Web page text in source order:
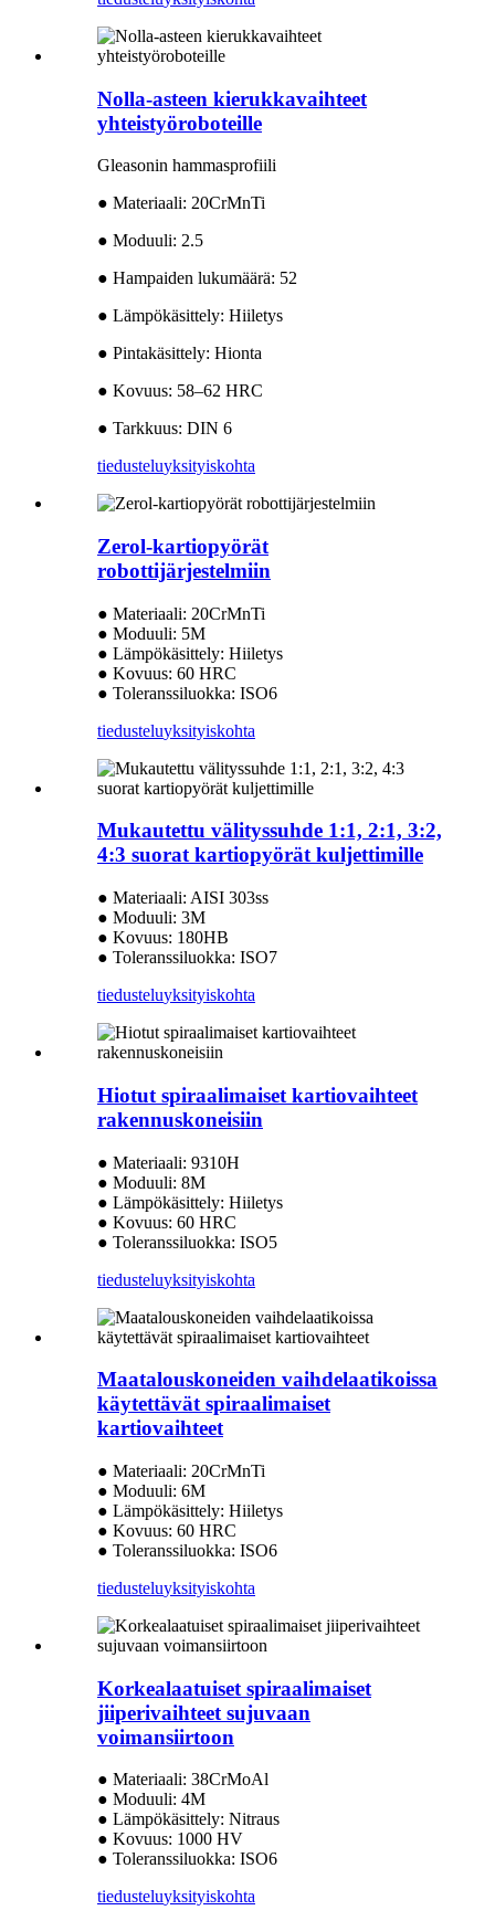
Nolla-asteen kierukkavaihteet
yhteistyöroboteille
Gleasonin hammasprofiili
● Materiaali: 20CrMnTi
● Moduuli: 2.5
● Hampaiden lukumäärä: 52
● Lämpökäsittely: Hiiletys
● Pintakäsittely: Hionta
● Kovuus: 58–62 HRC
● Tarkkuus: DIN 6
tiedusteluyksityiskohta
Zerol-kartiopyörät
robottijärjestelmiin
● Materiaali: 20CrMnTi
● Moduuli: 5M
● Lämpökäsittely: Hiiletys
● Kovuus: 60 HRC
● Toleranssiluokka: ISO6
tiedusteluyksityiskohta
Mukautettu välityssuhde 1:1, 2:1, 3:2,
4:3 suorat kartiopyörät kuljettimille
● Materiaali: AISI 303ss
● Moduuli: 3M
● Kovuus: 180HB
● Toleranssiluokka: ISO7
tiedusteluyksityiskohta
Hiotut spiraalimaiset kartiovaihteet
rakennuskoneisiin
● Materiaali: 9310H
● Moduuli: 8M
● Lämpökäsittely: Hiiletys
● Kovuus: 60 HRC
● Toleranssiluokka: ISO5
tiedusteluyksityiskohta
Maatalouskoneiden vaihdelaatikoissa
käytettävät spiraalimaiset
kartiovaihteet
● Materiaali: 20CrMnTi
● Moduuli: 6M
● Lämpökäsittely: Hiiletys
● Kovuus: 60 HRC
● Toleranssiluokka: ISO6
tiedusteluyksityiskohta
Korkealaatuiset spiraalimaiset
jiiperivaihteet sujuvaan
voimansiirtoon
● Materiaali: 38CrMoAl
● Moduuli: 4M
● Lämpökäsittely: Nitraus
● Kovuus: 1000 HV
● Toleranssiluokka: ISO6
tiedusteluyksityiskohta